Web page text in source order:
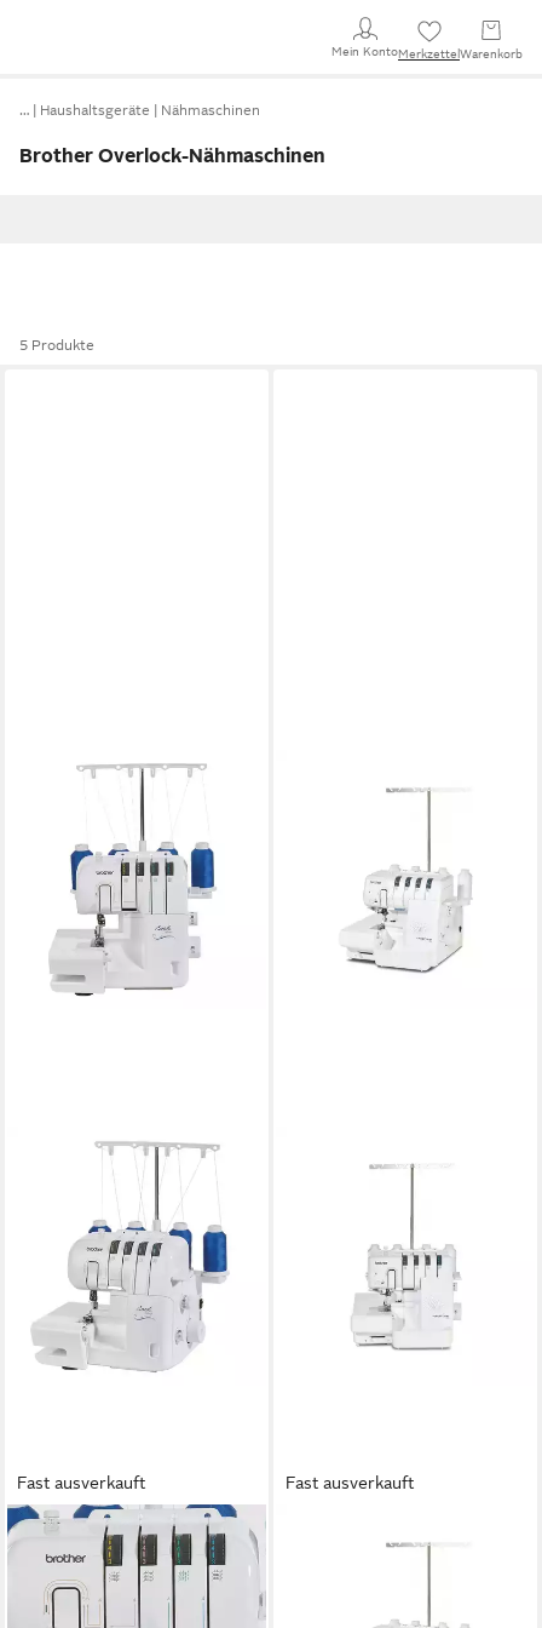
Mein KontoMerkzettel Warenkorb
… Haushaltsgeräte Nähmaschinen
Brother Overlock-Nähmaschinen
5 Produkte
Fast ausverkauft
Nähmaschine Overlock
2104D, Schnelles Nähen von
Rollsäumen
Fast ausverkauft